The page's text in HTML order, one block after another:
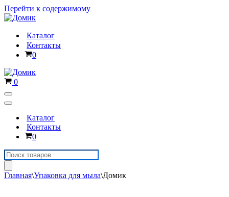
Перейти к содержимому
Каталог
Контакты
Корзина
0
Корзина
0
Меню
навигации
Меню
навигацииКаталог
Контакты
Корзина
0
Поиск
товаров
Главная\Упаковка для мыла\Домик